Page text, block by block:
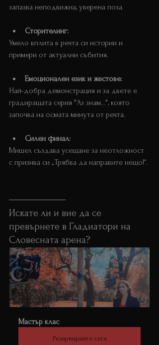
запазва неподвижна, уверена поза.
Сторителинг:
Умело вплита в речта си истории и
примери от актуални събития.
Емоционален език и жестове:
Най-добра демонстрация и за двете е
градиращата серия "Аз знам...", която
започва на осмата минута от речта.
Силен финал:
Мишел създава усещане за неотложност
с призива си „Трябва да направите нещо!“.
Искате ли и вие да се
превърнете в Гладиатори на
Словесната арена?
Мастър клас
Резервирайте сега